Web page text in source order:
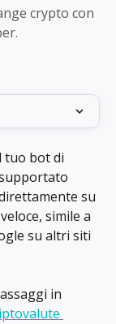
crypto con
tuo bot di
su
simile a
su altri siti
in